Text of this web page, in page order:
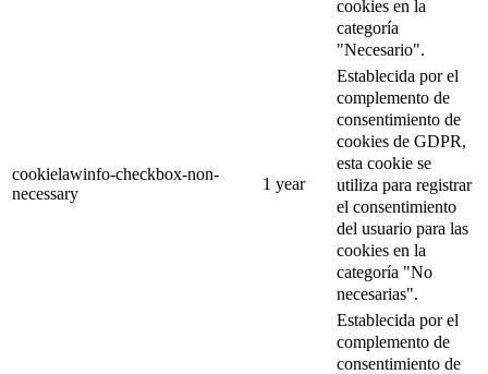
cookies en la
categoría
"Necesario".
cookielawinfo-checkbox-non-
necessary
1 year
Establecida por el
complemento de
consentimiento de
cookies de GDPR,
esta cookie se
utiliza para registrar
el consentimiento
del usuario para las
cookies en la
categoría "No
necesarias".
Establecida por el
complemento de
consentimiento de